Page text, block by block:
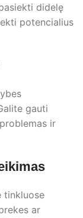
didelę
potencialius
gauti
ir
tinkluose
ar